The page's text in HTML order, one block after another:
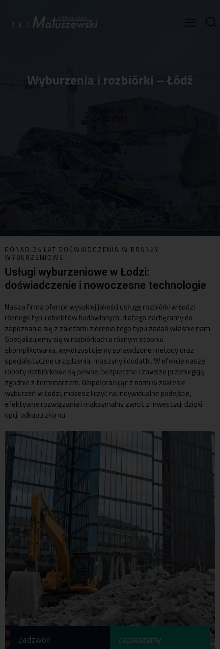
Wyburzenia i rozbiórki – Łódź
PONAD 25 LAT DOŚWIADCZENIA W BRANŻY
WYBURZENIOWEJ
Usługi wyburzeniowe w Łodzi:
doświadczenie i nowoczesne technologie
Nasza firma oferuje wysokiej jakości usługę rozbiórki w Łodzi
różnego typu obiektów budowlanych, dlatego zachęcamy do
zapoznania się z zaletami zlecenia tego typu zadań właśnie nam.
Specjalizujemy się w rozbiórkach o różnym stopniu
skomplikowania, wykorzystujemy sprawdzone metody oraz
specjalistyczne urządzenia, maszyny i dodatki. W efekcie nasze
roboty rozbiórkowe są pewne, bezpieczne i zawsze przebiegają
zgodnie z terminarzem. Współpracując z nami w zakresie
wyburzeń w Łodzi, możesz liczyć na indywidualne podejście,
efektywne rozwiązania i maksymalny zwrot z inwestycji dzięki
opcji odkupu złomu.
Zadzwoń
Zapraszamy